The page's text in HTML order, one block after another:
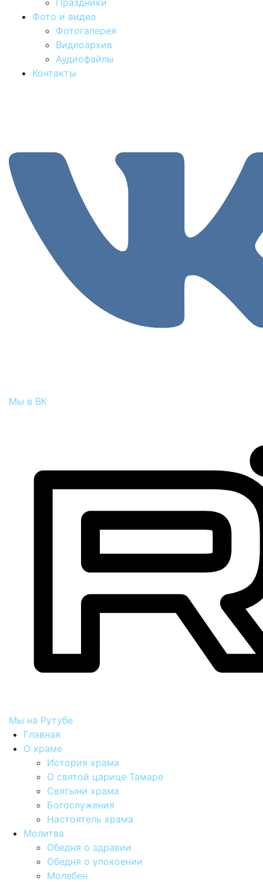
Праздники
Фото и видео
Фотогалерея
Видеоархив
Аудиофайлы
Контакты
Мы в ВК
Мы на Рутубе
Главная
О храме
История храма
О святой царице Тамаре
Святыни храма
Богослужения
Настоятель храма
Молитва
Обедня о здравии
Обедня о упокоении
Молебен